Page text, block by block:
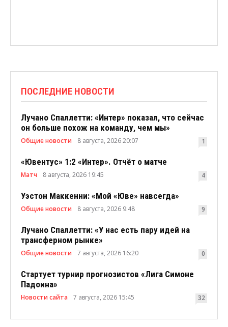
ПОСЛЕДНИЕ НОВОСТИ
Лучано Спаллетти: «Интер» показал, что сейчас
он больше похож на команду, чем мы»
Общие новости 8 августа, 2026 20:07 1
«Ювентус» 1:2 «Интер». Отчёт о матче
Матч 8 августа, 2026 19:45 4
Уэстон Маккенни: «Мой «Юве» навсегда»
Общие новости 8 августа, 2026 9:48 9
Лучано Спаллетти: «У нас есть пару идей на
трансферном рынке»
Общие новости 7 августа, 2026 16:20 0
Стартует турнир прогнозистов «Лига Симоне
Падоина»
Новости сайта 7 августа, 2026 15:45 32